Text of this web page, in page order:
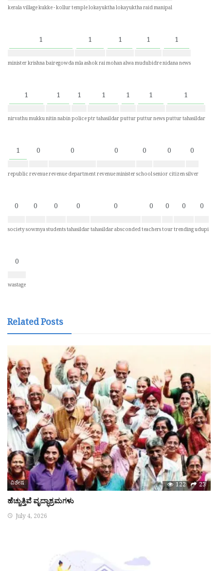
kerala villagekukke - kollur templelokayukthalokayuktha raidmanipal
1
minister krishna bairegowda
1
mla ashok rai
1
mohan alwa
1
mudubidre
1
nidana news
1
nirvathu mukku
1
nitin nabin
1
police
1
ptr tahasildar
1
puttur
1
puttur news
1
puttur tahasildar
1
republic
0
revenue
0
revenue department
0
revenue minister
0
school
0
senior citizen
0
silver
0
society
0
sowmya
0
students
0
tahasildar
0
tahasildar absconded
0
teachers
0
tour
0
trending
0
udupi
0
wastage
Related Posts
ವಿಶೇಷ 122 23
ಹೆಚ್ಚುತ್ತಿವೆ ವೃದ್ಧಾಶ್ರಮಗಳು
July 4, 2026